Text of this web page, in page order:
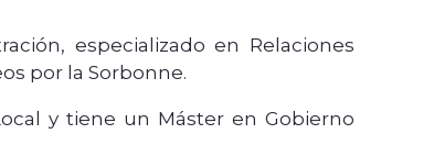
especializado en Relaciones
por la Sorbonne.
y tiene un Máster en Gobierno